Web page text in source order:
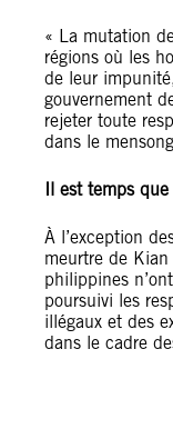
« La mutation
régions où les
de leur
gouvernement
rejeter toute
dans le
Il est temps
À l’exception
meurtre de
philippines
poursuivi les
illégaux et des
dans le cadre